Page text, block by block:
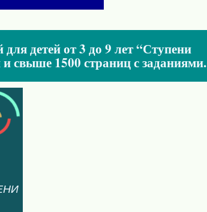
детей от 3 до 9 лет “Ступени
и свыше 1500 страниц с заданиями.